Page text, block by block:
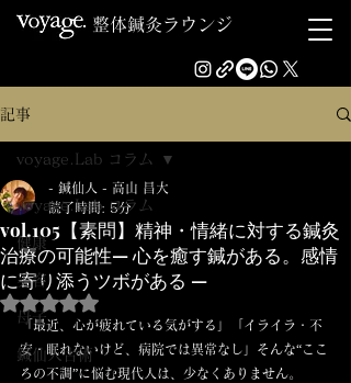
整体鍼灸ラウンジ
記事
voyage.Lab コラム
健康
美容
母子
鍼仙人古術
voyage.Lab コラム
vol.105【素問】精神・情緒に対する鍼灸
治療の可能性— 心を癒す鍼がある。感情
に寄り添うツボがある —
- 鍼仙人 - 高山 昌大
読了時間: 5分
5つ星のうちNaNと評価されています。
「最近、心が疲れている気がする」「イライラ・不
安・眠れないけど、病院では異常なし」そんな“ここ
ろの不調”に悩む現代人は、少なくありません。